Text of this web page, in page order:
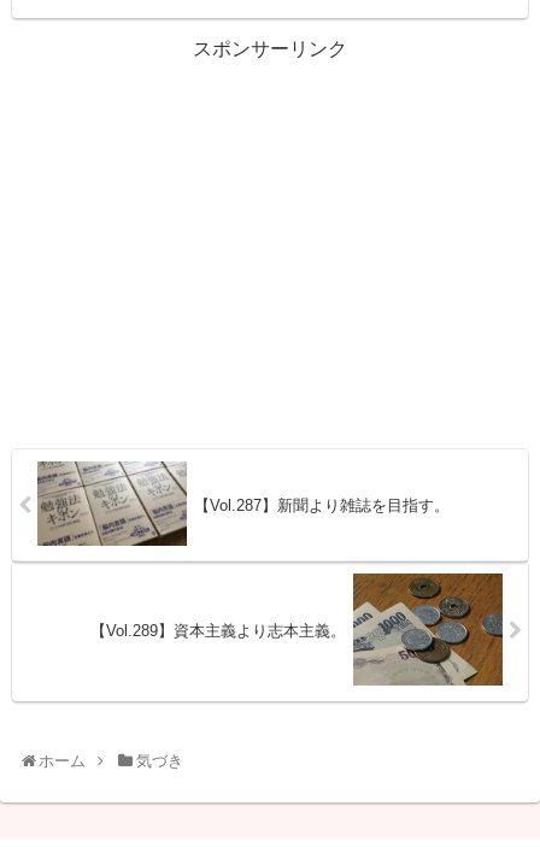
スポンサーリンク
【Vol.287】新聞より雑誌を目指す。
【Vol.289】資本主義より志本主義。
ホーム 気づき